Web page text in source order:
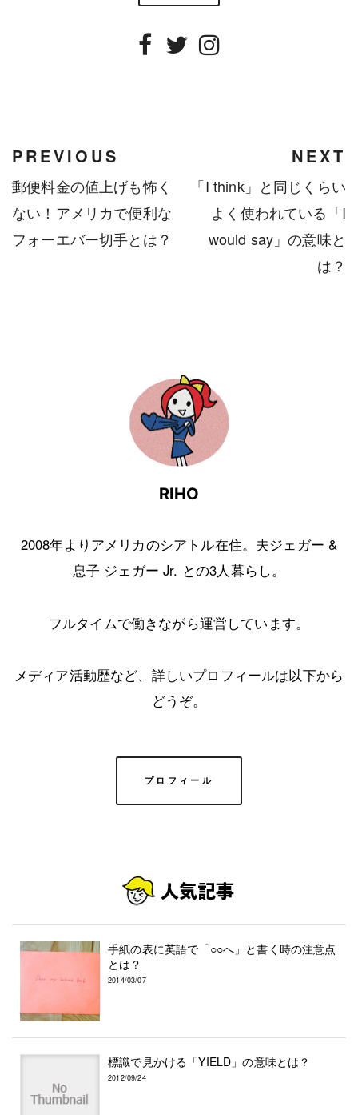
PREVIOUS
郵便料金の値上げも怖く
ない！アメリカで便利な
フォーエバー切手とは？
NEXT
「I think」と同じくらい
よく使われている「I
would say」の意味と
は？
RIHO
2008年よりアメリカのシアトル在住。夫ジェガー &
息子 ジェガー Jr. との3人暮らし。
フルタイムで働きながら運営しています。
メディア活動歴など、詳しいプロフィールは以下から
どうぞ。
プロフィール
手紙の表に英語で「○○へ」と書く時の注意点
とは？
2014/03/07
標識で見かける「YIELD」の意味とは？
2012/09/24